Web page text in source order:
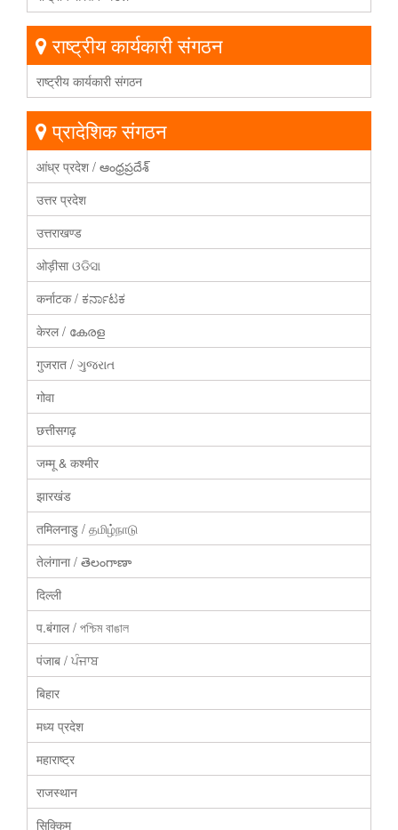
राष्ट्रीय कार्यकारी संगठन
राष्ट्रीय कार्यकारी संगठन
प्रादेशिक संगठन
आंध्र प्रदेश / ఆంధ్రప్రదేశ్
उत्तर प्रदेश
उत्तराखण्ड
ओड़ीसा ଓଡିସା
कर्नाटक / ಕರ್ನಾಟಕ
केरल / കേരള
गुजरात / ગુજરાત
गोवा
छत्तीसगढ़
जम्मू & कश्मीर
झारखंड
तमिलनाडु / தமிழ்நாடு
तेलंगाना / తెలంగాణా
दिल्ली
प.बंगाल / পশ্চিম বাঙাল
पंजाब / ਪੰਜਾਬ
बिहार
मध्य प्रदेश
महाराष्ट्र
राजस्थान
सिक्किम